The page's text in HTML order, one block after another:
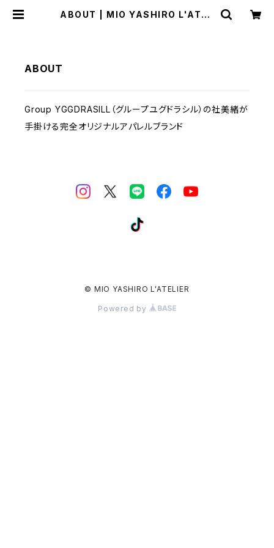
ABOUT | MIO YASHIRO L'ATEL
ABOUT
Group YGGDRASILL（グループユグドラシル）の社美緒が
手掛ける完全オリジナルアパレルブランド
© MIO YASHIRO L'ATELIER
Powered by